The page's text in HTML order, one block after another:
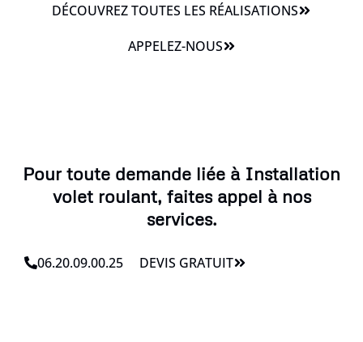
DÉCOUVREZ TOUTES LES RÉALISATIONS
APPELEZ-NOUS
Pour toute demande liée à Installation
volet roulant, faites appel à nos
services.
06.20.09.00.25 DEVIS GRATUIT